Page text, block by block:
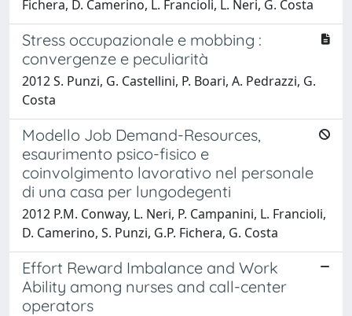
Fichera, D. Camerino, L. Francioli, L. Neri, G. Costa
Stress occupazionale e mobbing :
convergenze e peculiarità
2012 S. Punzi, G. Castellini, P. Boari, A. Pedrazzi, G.
Costa
Modello Job Demand-Resources,
esaurimento psico-fisico e
coinvolgimento lavorativo nel personale
di una casa per lungodegenti
2012 P.M. Conway, L. Neri, P. Campanini, L. Francioli,
D. Camerino, S. Punzi, G.P. Fichera, G. Costa
Effort Reward Imbalance and Work
Ability among nurses and call-center
operators